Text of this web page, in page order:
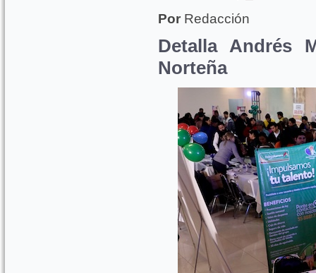
Por Redacción
Detalla Andrés
Norteña